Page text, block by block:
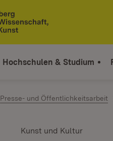
Hochschulen & Studium
Presse- und Öffentlichkeitsarbeit
Kunst und Kultur